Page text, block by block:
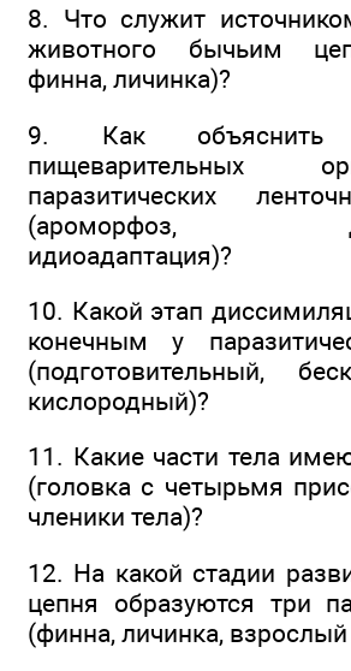
8. Что служит
животного бычьим
финна, личинка)?
9. Как объяснить
пищеварительных
паразитических
(ароморфоз,
идиоадаптация)?
10. Какой этап
конечным у
(подготовительный,
кислородный)?
11. Какие части тела
(головка с четырьмя
членики тела)?
12. На какой стадии
цепня образуются три
(финна, личинка, взрослый